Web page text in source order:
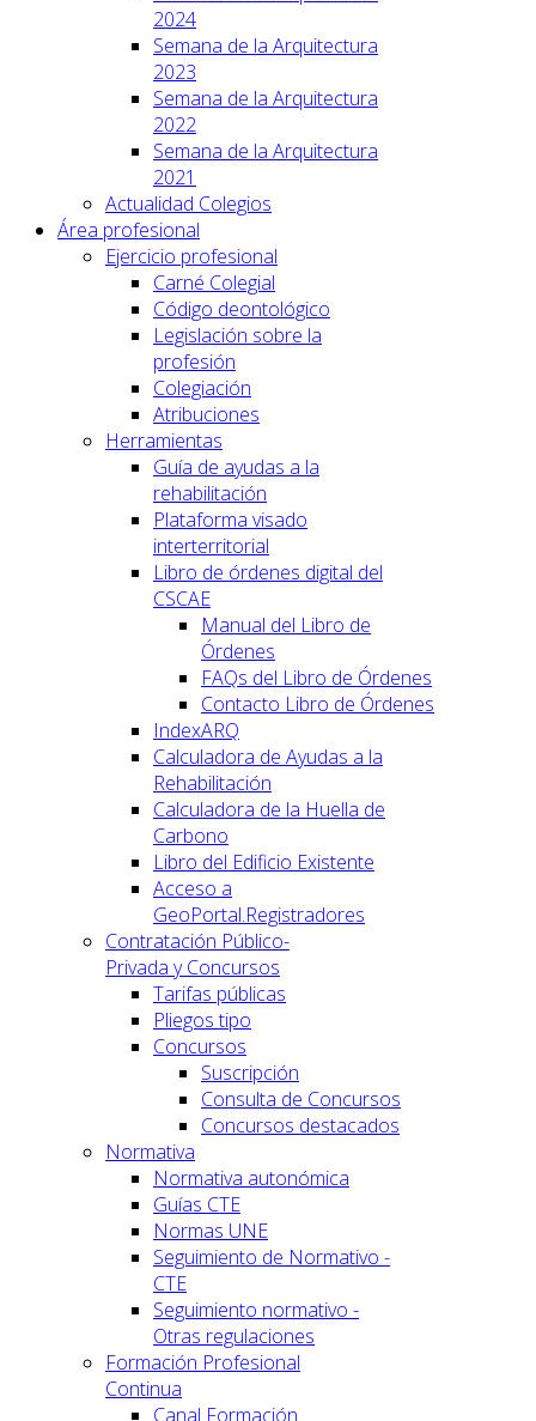
2024
Semana de la Arquitectura
2023
Semana de la Arquitectura
2022
Semana de la Arquitectura
2021
Actualidad Colegios
Área profesional
Ejercicio profesional
Carné Colegial
Código deontológico
Legislación sobre la
profesión
Colegiación
Atribuciones
Herramientas
Guía de ayudas a la
rehabilitación
Plataforma visado
interterritorial
Libro de órdenes digital del
CSCAE
Manual del Libro de
Órdenes
FAQs del Libro de Órdenes
Contacto Libro de Órdenes
IndexARQ
Calculadora de Ayudas a la
Rehabilitación
Calculadora de la Huella de
Carbono
Libro del Edificio Existente
Acceso a
GeoPortal.Registradores
Contratación Público-
Privada y Concursos
Tarifas públicas
Pliegos tipo
Concursos
Suscripción
Consulta de Concursos
Concursos destacados
Normativa
Normativa autonómica
Guías CTE
Normas UNE
Seguimiento de Normativo -
CTE
Seguimiento normativo -
Otras regulaciones
Formación Profesional
Continua
Canal Formación